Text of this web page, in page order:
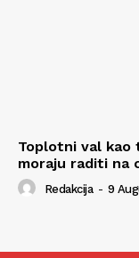
Toplotni val kao
moraju raditi na
Redakcija - 9